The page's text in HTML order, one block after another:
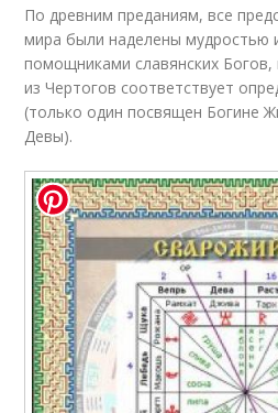
По древним преданиям, все
мира были наделены мудростью
помощниками славянских
из Чертогов соответствует
(только один посвящен Богине
Девы).